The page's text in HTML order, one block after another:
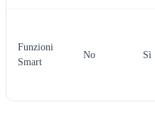
Funzioni
Smart
No Sì